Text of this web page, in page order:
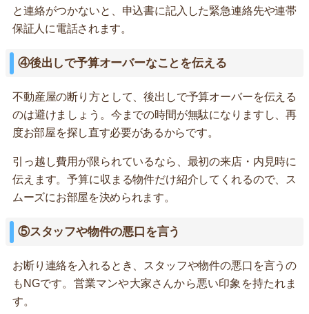
と連絡がつかないと、申込書に記入した緊急連絡先や連帯
保証人に電話されます。
④後出しで予算オーバーなことを伝える
不動産屋の断り方として、後出しで予算オーバーを伝える
のは避けましょう。今までの時間が無駄になりますし、再
度お部屋を探し直す必要があるからです。
引っ越し費用が限られているなら、最初の来店・内見時に
伝えます。予算に収まる物件だけ紹介してくれるので、ス
ムーズにお部屋を決められます。
⑤スタッフや物件の悪口を言う
お断り連絡を入れるとき、スタッフや物件の悪口を言うの
もNGです。営業マンや大家さんから悪い印象を持たれま
す。